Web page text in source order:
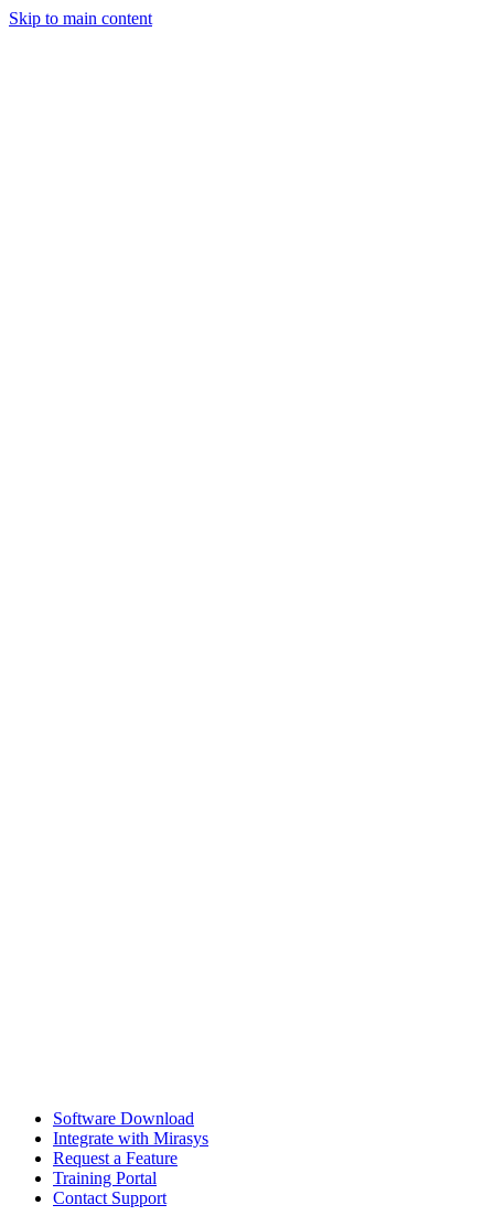
Skip to main content
Software Download
Integrate with Mirasys
Request a Feature
Training Portal
Contact Support